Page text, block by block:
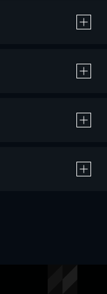
作品の購入 / レンタルです。
、20％のポイント還元です。